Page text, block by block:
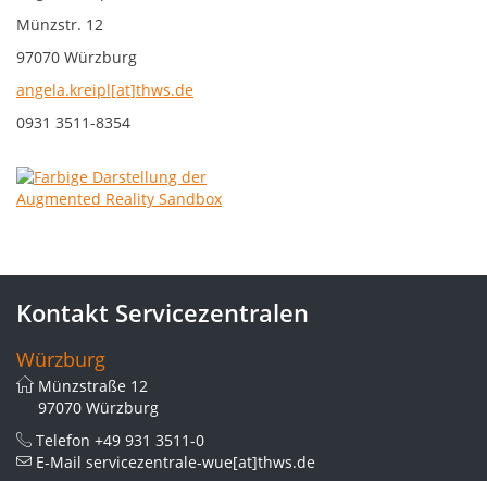
Münzstr. 12
97070 Würzburg
angela.kreipl[at]thws.de
0931 3511-8354
Kontakt Servicezentralen
Würzburg
Münzstraße 12
97070 Würzburg
Telefon +49 931 3511-0
E-Mail servicezentrale-wue[at]thws.de